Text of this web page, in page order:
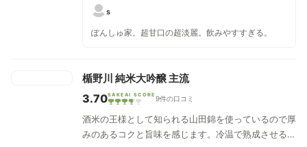
ま「時間を置かない」上槽当日に瓶詰め「無我夢中
りとした甘味・旨味が口の中で躍動し、飲みやすくス
s
ぽんしゅ家。超甘口の超淡麗。飲みやすすぎる。
楯野川 純米大吟醸 主流
3.70SAKEAI SCORE 9件の口コミ
酒米の王様として知られる山田錦を使っているので厚
みのあるコクと旨味を感じます。冷温で熟成させるこ